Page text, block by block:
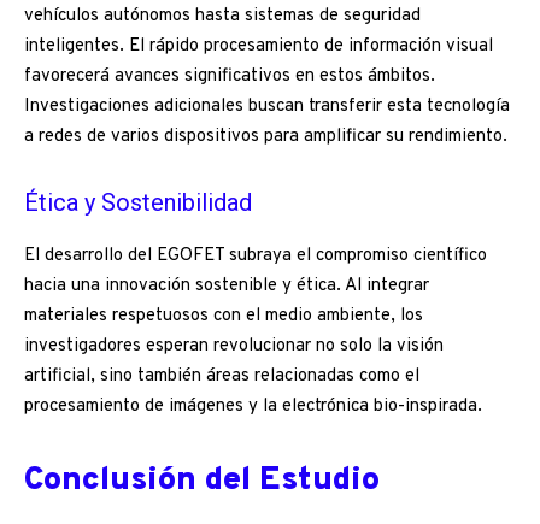
vehículos autónomos hasta sistemas de seguridad
inteligentes. El rápido procesamiento de información visual
favorecerá avances significativos en estos ámbitos.
Investigaciones adicionales buscan transferir esta tecnología
a redes de varios dispositivos para amplificar su rendimiento.
Ética y Sostenibilidad
El desarrollo del EGOFET subraya el compromiso científico
hacia una innovación sostenible y ética. Al integrar
materiales respetuosos con el medio ambiente, los
investigadores esperan revolucionar no solo la visión
artificial, sino también áreas relacionadas como el
procesamiento de imágenes y la electrónica bio-inspirada.
Conclusión del Estudio